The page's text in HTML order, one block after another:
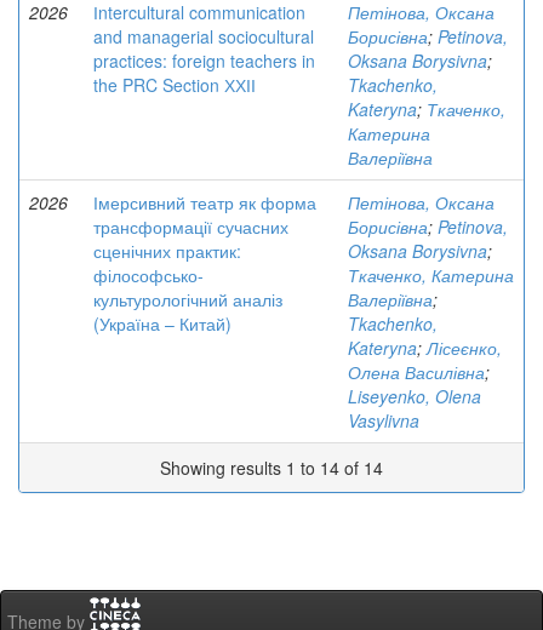
2026
Іntercultural communication
and managerial sociocultural
practices: foreign teachers in
the PRC Section ХХІІ
Петінова, Оксана
Борисівна; Petinova,
Oksana Borysivna;
Tkachenko,
Kateryna; Ткаченко,
Катерина
Валеріївна
2026
Імерсивний театр як форма
трансформації сучасних
сценічних практик:
філософсько-
культурологічний аналіз
(Україна – Китай)
Петінова, Оксана
Борисівна; Petinova,
Oksana Borysivna;
Ткаченко, Катерина
Валеріївна;
Tkachenko,
Kateryna;Лісеєнко,
Олена Василівна;
Liseyenko, Olena
Vasylivna
Showing results 1 to 14 of 14
Theme by